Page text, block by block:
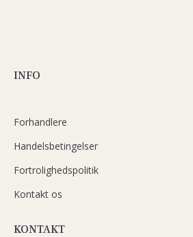
INFO
Forhandlere
Handelsbetingelser
Fortrolighedspolitik
Kontakt os
KONTAKT